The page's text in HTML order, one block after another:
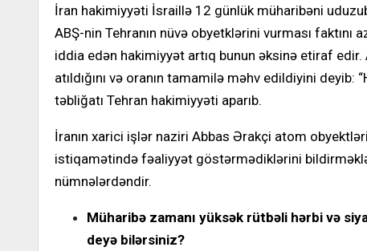
İran hakimiyyəti İsraillə 12 günlük müharibəni
ABŞ-nin Tehranın nüvə obyetklərini vurması
iddia edən hakimiyyət artıq bunun əksinə etiraf
atıldığını və oranın tamamilə məhv edildiyini
təbliğatı Tehran hakimiyyəti aparıb.
İranın xarici işlər naziri Abbas Ərakçi atom
istiqamətində fəaliyyət göstərmədiklərini bildirməklə
nümnələrdəndir.
Müharibə zamanı yüksək rütbəli hərbi və
deyə bilərsiniz?